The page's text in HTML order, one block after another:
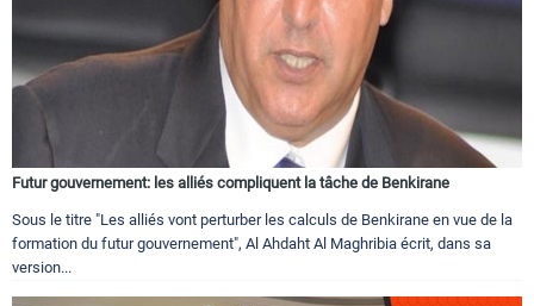
Futur gouvernement: les alliés compliquent la tâche de Benkirane
Sous le titre "Les alliés vont perturber les calculs de Benkirane en vue de la
formation du futur gouvernement", Al Ahdaht Al Maghribia écrit, dans sa
version...